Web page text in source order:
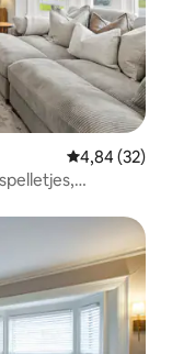
Gemiddelde
4,84 (32)